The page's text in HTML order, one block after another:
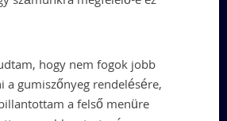
hogy nem fogok jobb
a gumiszőnyeg rendelésére,
a felső menüre